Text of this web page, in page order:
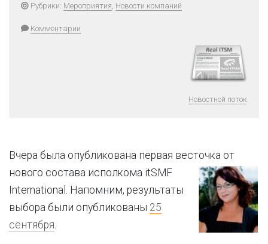
Рубрики: Мероприятия, Новости компаний
Комментарии
Новостной поток
Вчера была опубликована первая весточка от
нового состава исполкома itSMF
International. Напомним, результаты
выбора были опубликованы 25
сентября.